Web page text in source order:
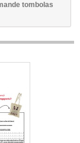
tombolas